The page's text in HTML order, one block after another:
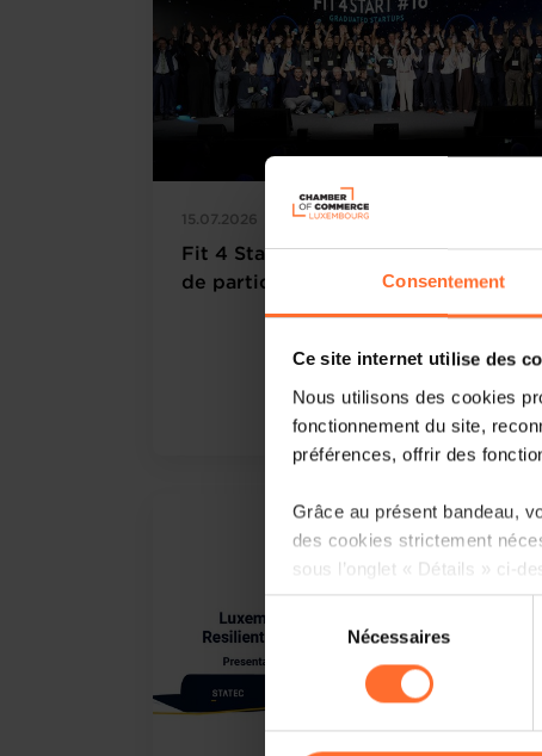
Consentement
Ce site internet utilise des
Nous utilisons des cookies
fonctionnement du site,
préférences, offrir des
Grâce au présent bandeau,
des cookies strictement
sous l’onglet « Détails » ci-
Il est précisé que la
sociaux, sauvegarde des
cas de refus de tous les
consentement
Nécessaires
15.07.2026
Fit 4 Start #17 : Un nouveau record
de participation
Lire plus